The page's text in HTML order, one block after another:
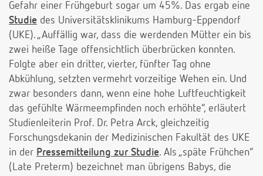
Gefahr einer Frühgeburt sogar um 45%. Das ergab eine
Studie des Universitätsklinikums Hamburg-Eppendorf
(UKE). „Auffällig war, dass die werdenden Mütter ein bis
zwei heiße Tage offensichtlich überbrücken konnten.
Folgte aber ein dritter, vierter, fünfter Tag ohne
Abkühlung, setzten vermehrt vorzeitige Wehen ein. Und
zwar besonders dann, wenn eine hohe Luftfeuchtigkeit
das gefühlte Wärmeempfinden noch erhöhte“, erläutert
Studienleiterin Prof. Dr. Petra Arck, gleichzeitig
Forschungsdekanin der Medizinischen Fakultät des UKE
in der Pressemitteilung zur Studie. Als „späte Frühchen“
(Late Preterm) bezeichnet man übrigens Babys, die